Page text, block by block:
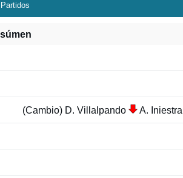
Partidos
(Cambio) D. Villalpando A. Iniestra